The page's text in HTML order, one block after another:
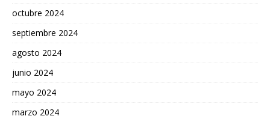
octubre 2024
septiembre 2024
agosto 2024
junio 2024
mayo 2024
marzo 2024